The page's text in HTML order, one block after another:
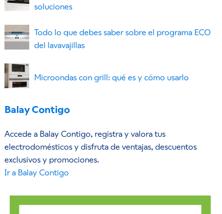
soluciones
Todo lo que debes saber sobre el programa ECO
del lavavajillas
Microondas con grill: qué es y cómo usarlo
Balay Contigo
Accede a Balay Contigo, registra y valora tus
electrodomésticos y disfruta de ventajas, descuentos
exclusivos y promociones.
Ir a Balay Contigo